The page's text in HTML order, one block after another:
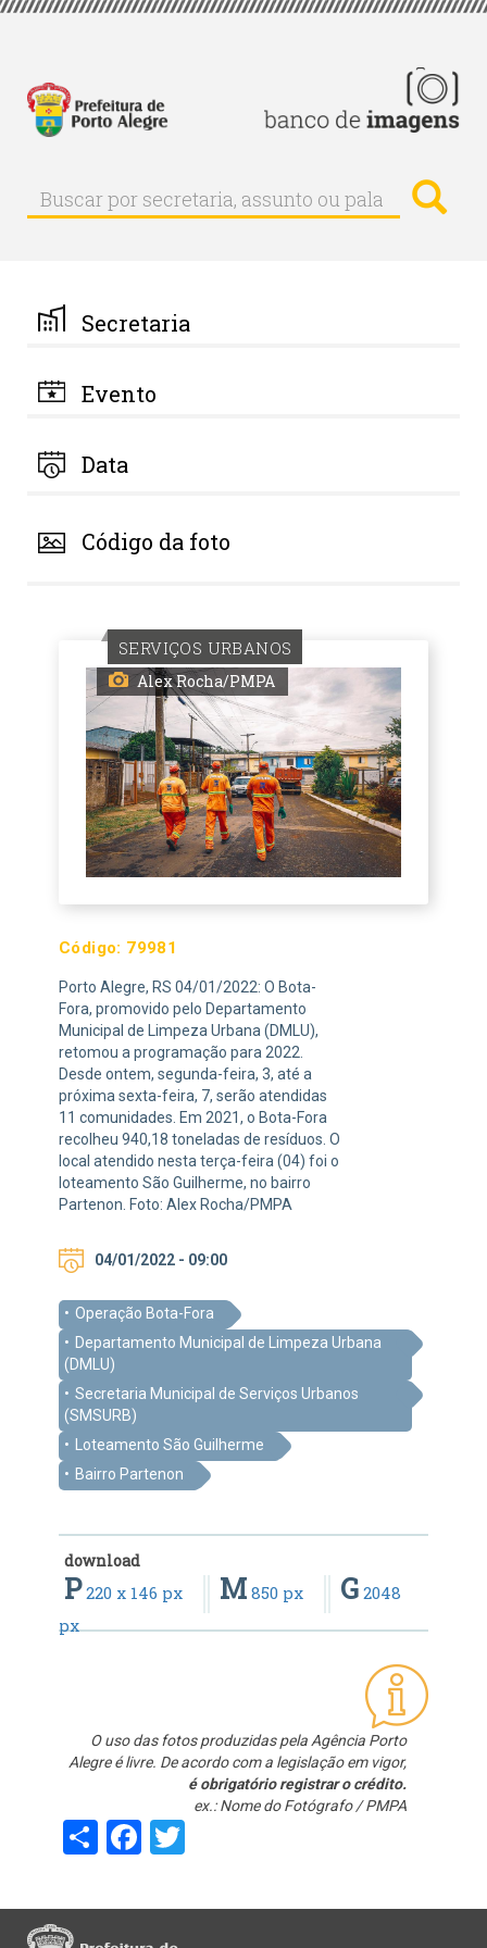
Pular
principal
Buscar
Buscar
por
palavra-
chave
Secretaria
Evento
Data
Código da foto
SERVIÇOS URBANOS
Alex Rocha/PMPA
Código: 79981
Porto Alegre, RS 04/01/2022: O Bota-
Fora, promovido pelo Departamento
Municipal de Limpeza Urbana (DMLU),
retomou a programação para 2022.
Desde ontem, segunda-feira, 3, até a
próxima sexta-feira, 7, serão atendidas
11 comunidades. Em 2021, o Bota-Fora
recolheu 940,18 toneladas de resíduos. O
local atendido nesta terça-feira (04) foi o
loteamento São Guilherme, no bairro
Partenon. Foto: Alex Rocha/PMPA
04/01/2022 - 09:00
Operação Bota-Fora
Departamento Municipal de Limpeza Urbana
(DMLU)
Secretaria Municipal de Serviços Urbanos
(SMSURB)
Loteamento São Guilherme
Bairro Partenon
download
P220 x 146 px M 850 px G 2048
px
O uso das fotos produzidas pela Agência Porto
Alegre é livre. De acordo com a legislação em vigor,
é obrigatório registrar o crédito.
ex.: Nome do Fotógrafo / PMPA
ShareFacebook